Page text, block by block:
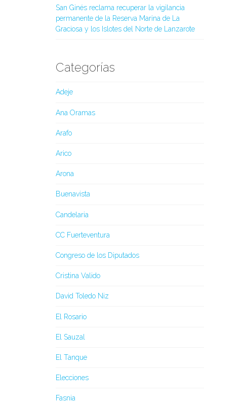
San Ginés reclama recuperar la vigilancia
permanente de la Reserva Marina de La
Graciosa y los Islotes del Norte de Lanzarote
Categorías
Adeje
Ana Oramas
Arafo
Arico
Arona
Buenavista
Candelaria
CC Fuerteventura
Congreso de los Diputados
Cristina Valido
David Toledo Niz
El Rosario
El Sauzal
El Tanque
Elecciones
Fasnia